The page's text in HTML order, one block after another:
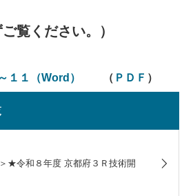
覧ください。）
１１（Word） （ ＰＤＦ ）
★令和８年度 京都府３Ｒ技術開